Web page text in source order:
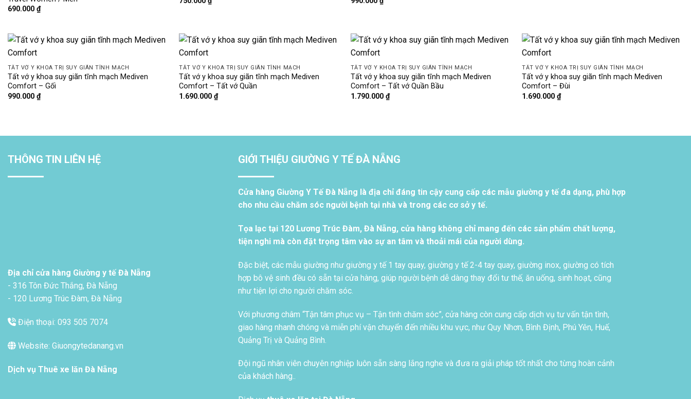
690.000 ₫
TẤT VỚ Y KHOA TRỊ SUY GIÃN TĨNH MẠCH
Tất vớ y khoa suy giãn tĩnh mạch Mediven
Comfort – Gối
990.000 ₫
TẤT VỚ Y KHOA TRỊ SUY GIÃN TĨNH MẠCH
Tất vớ y khoa suy giãn tĩnh mạch Mediven
Comfort – Tất vớ Quần
1.690.000₫
TẤT VỚ Y KHOA TRỊ SUY GIÃN TĨNH MẠCH
Tất vớ y khoa suy giãn tĩnh mạch Mediven
Comfort – Tất vớ Quần Bầu
1.790.000 ₫
TẤT VỚ Y KHOA TRỊ SUY GIÃN TĨNH MẠCH
Tất vớ y khoa suy giãn tĩnh mạch Mediven
Comfort – Đùi
1.690.000₫
THÔNG TIN LIÊN HỆ
Địa chỉ cửa hàng Giường y tế Đà Nẵng
- 316 Tôn Đức Thắng, Đà Nẵng
- 120 Lương Trúc Đàm, Đà Nẵng
Điện thoại: 093 505 7074
Website: Giuongytedanang.vn
Dịch vụ Thuê xe lăn Đà Nẵng
GIỚI THIỆU GIƯỜNG Y TẾ ĐÀ NẴNG
Cửa hàng Giường Y Tế Đà Nẵng là địa chỉ đáng tin cậy cung cấp các mẫu giường y tế đa dạng, phù hợp
cho nhu cầu chăm sóc người bệnh tại nhà và trong các cơ sở y tế.
Tọa lạc tại 120 Lương Trúc Đàm, Đà Nẵng, cửa hàng không chỉ mang đến các sản phẩm chất lượng,
tiện nghi mà còn đặt trọng tâm vào sự an tâm và thoải mái của người dùng.
Đặc biệt, các mẫu giường như giường y tế 1 tay quay, giường y tế 2-4 tay quay, giường inox, giường có tích
hợp bô vệ sinh đều có sẵn tại cửa hàng, giúp người bệnh dễ dàng thay đổi tư thế, ăn uống, sinh hoạt, cũng
như tiện lợi cho người chăm sóc.
Với phương châm “Tận tâm phục vụ – Tận tình chăm sóc”, cửa hàng còn cung cấp dịch vụ tư vấn tận tình,
giao hàng nhanh chóng và miễn phí vận chuyển đến nhiều khu vực, như Quy Nhơn, Bình Định, Phú Yên, Huế,
Quảng Trị và Quảng Bình.
Đội ngũ nhân viên chuyên nghiệp luôn sẵn sàng lắng nghe và đưa ra giải pháp tốt nhất cho từng hoàn cảnh
của khách hàng..